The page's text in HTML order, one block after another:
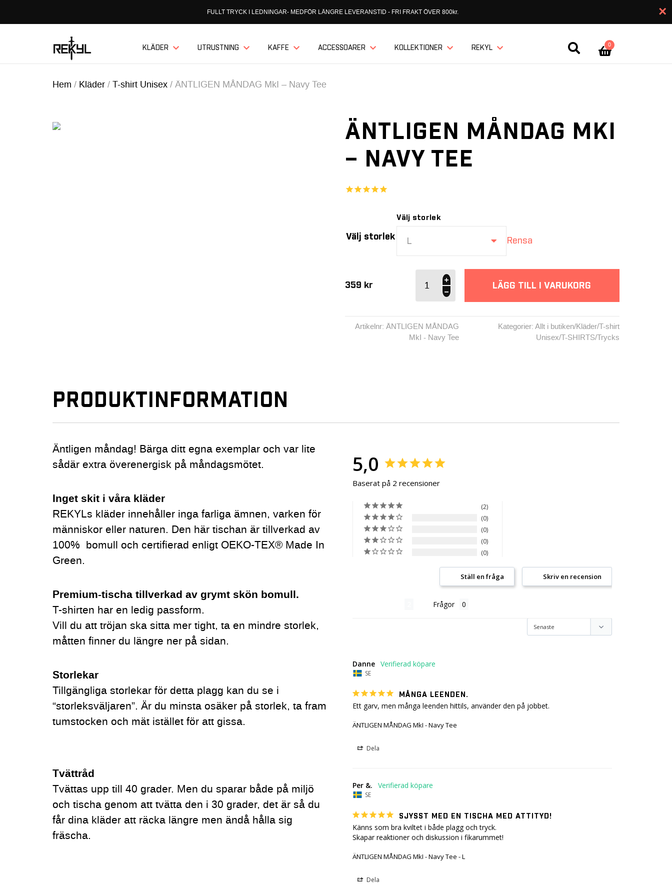
FULLT TRYCK I LEDNINGAR- MEDFÖR LÄNGRE LEVERANSTID - FRI FRAKT ÖVER 800kr. ×
KLÄDER UTRUSTNING KAFFE ACCESSOARER KOLLEKTIONER REKYL 0
Hem / Kläder / T-shirt Unisex / ÄNTLIGEN MÅNDAG MkI – Navy Tee
ÄNTLIGEN MÅNDAG MKI
– NAVY TEE
Välj storlek
Välj storlek
L Rensa
359 kr
ÄNTLIGEN
MÅNDAG
MkI - Navy
LÄGG TILL I VARUKORG
Artikelnr: ÄNTLIGEN MÅNDAG
MkI - Navy Tee
Kategorier: Allt i butiken/Kläder/T-shirt
Unisex/T-SHIRTS/Trycks
PRODUKTINFORMATION
Äntligen måndag! Bärga ditt egna exemplar och var lite
sådär extra överenergisk på måndagsmötet.
Inget skit i våra kläder
REKYLs kläder innehåller inga farliga ämnen, varken för
människor eller naturen. Den här tischan är tillverkad av
100% bomull och certifierad enligt OEKO-TEX® Made In
Green.
Premium-tischa tillverkad av grymt skön bomull.
T-shirten har en ledig passform.
Vill du att tröjan ska sitta mer tight, ta en mindre storlek,
måtten finner du längre ner på sidan.
Storlekar
Tillgängliga storlekar för detta plagg kan du se i
“storleksväljaren”. Är du minsta osäker på storlek, ta fram
tumstocken och mät istället för att gissa.
Tvättråd
Tvättas upp till 40 grader. Men du sparar både på miljö
och tischa genom att tvätta den i 30 grader, det är så du
får dina kläder att räcka längre men ändå hålla sig
fräscha.
5,0
Baserat på 2 recensioner
2
0
0
0
0
Skriv en recension
Ställ en fråga
Frågor
Danne
SE
MÅNGA LEENDEN.
Ett garv, men många leenden hittils, använder den på jobbet.
ÄNTLIGEN MÅNDAG MkI - Navy Tee
Dela
Per &.
SE
SJYSST MED EN TISCHA MED ATTITYD!
Känns som bra kviltet i både plagg och tryck.
Skapar reaktioner och diskussion i fikarummet!
ÄNTLIGEN MÅNDAG MkI - Navy Tee - L
Dela